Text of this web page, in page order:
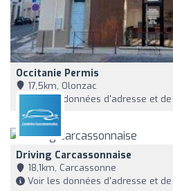
Occitanie Permis
17,5km, Olonzac
Voir les données d'adresse et
Driving Carcassonnaise
18,1km, Carcassonne
Voir les données d'adresse et